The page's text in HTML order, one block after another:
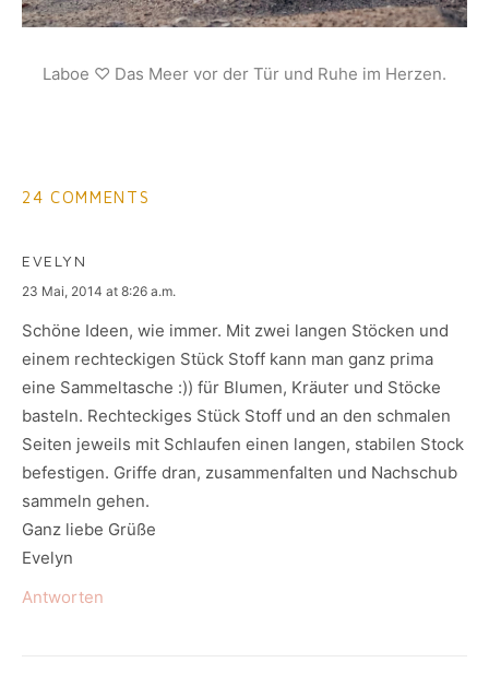
Laboe ♡ Das Meer vor der Tür und Ruhe im Herzen.
24 COMMENTS
EVELYN
says:
23 Mai, 2014 at 8:26 a.m.
Schöne Ideen, wie immer. Mit zwei langen Stöcken und
einem rechteckigen Stück Stoff kann man ganz prima
eine Sammeltasche :)) für Blumen, Kräuter und Stöcke
basteln. Rechteckiges Stück Stoff und an den schmalen
Seiten jeweils mit Schlaufen einen langen, stabilen Stock
befestigen. Griffe dran, zusammenfalten und Nachschub
sammeln gehen.
Ganz liebe Grüße
Evelyn
Antworten